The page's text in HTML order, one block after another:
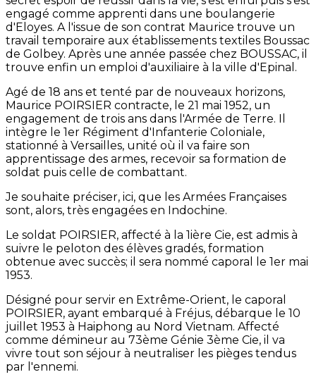
engagé comme apprenti dans une boulangerie
d'Eloyes. A l'issue de son contrat Maurice trouve un
travail temporaire aux établissements textiles Boussac
de Golbey. Après une année passée chez BOUSSAC, il
trouve enfin un emploi d'auxiliaire à la ville d'Epinal.
Agé de 18 ans et tenté par de nouveaux horizons,
Maurice POIRSIER contracte, le 21 mai 1952, un
engagement de trois ans dans l'Armée de Terre. Il
intègre le 1er Régiment d'Infanterie Coloniale,
stationné à Versailles, unité où il va faire son
apprentissage des armes, recevoir sa formation de
soldat puis celle de combattant.
Je souhaite préciser, ici, que les Armées Françaises
sont, alors, très engagées en Indochine.
Le soldat POIRSIER, affecté à la 1ière Cie, est admis à
suivre le peloton des élèves gradés, formation
obtenue avec succès; il sera nommé caporal le 1er mai
1953.
Désigné pour servir en Extrême-Orient, le caporal
POIRSIER, ayant embarqué à Fréjus, débarque le 10
juillet 1953 à Haiphong au Nord Vietnam. Affecté
comme démineur au 73ème Génie 3ème Cie, il va
vivre tout son séjour à neutraliser les pièges tendus
par l'ennemi.